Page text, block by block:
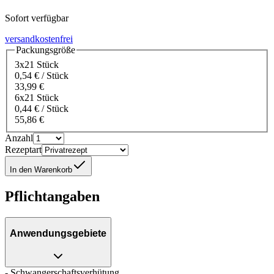
Sofort verfügbar
versandkostenfrei
Packungsgröße
3x21 Stück
0,54 € / Stück
33,99 €
6x21 Stück
0,44 € / Stück
55,86 €
Anzahl
Rezeptart
In den Warenkorb
Pflichtangaben
Anwendungsgebiete